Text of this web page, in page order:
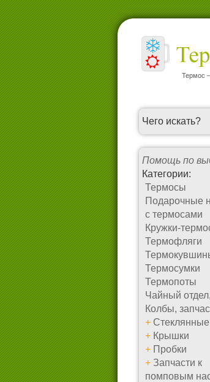
Термос
Помощь по
Категории:
Термосы
Подарочные
с термосами
Кружки-
Термофляги
Термосумки
Термопоты
Чайный
Колбы,
+
+ Крышки
+ Пробки
+ Запчасти к
помповым